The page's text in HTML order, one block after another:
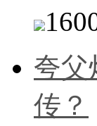
夸父
传？